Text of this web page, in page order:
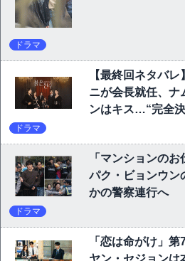
ドラマ
【最終回ネタバ
ニが会長就任、ナ
ンはキス…“完全
ドラマ
「マンションのお
パク・ビョンウン
かの警察連行へ
ドラマ
「恋は命がけ」
ヤン・セジョンは